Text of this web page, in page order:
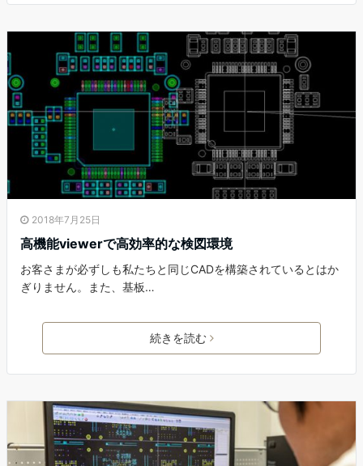
2018年7月25日
高機能viewerで高効率的な検図環境
お客さまが必ずしも私たちと同じCADを構築されているとはか
ぎりません。また、基板…
続きを読む